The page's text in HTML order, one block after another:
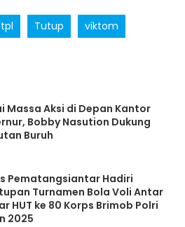
tpl Tutup viktom
Massa Aksi di Depan Kantor
Bobby Nasution Dukung
Buruh
Pematangsiantar Hadiri
Turnamen Bola Voli Antar
HUT ke 80 Korps Brimob Polri
2025